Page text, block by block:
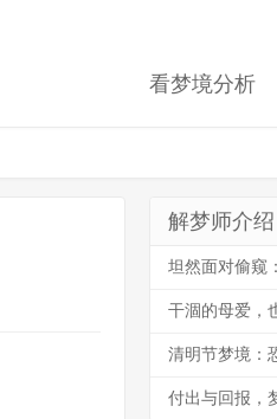
看梦境分析
解梦师介绍
坦然面对偷窥
干涸的母爱，
清明节梦境：
付出与回报，